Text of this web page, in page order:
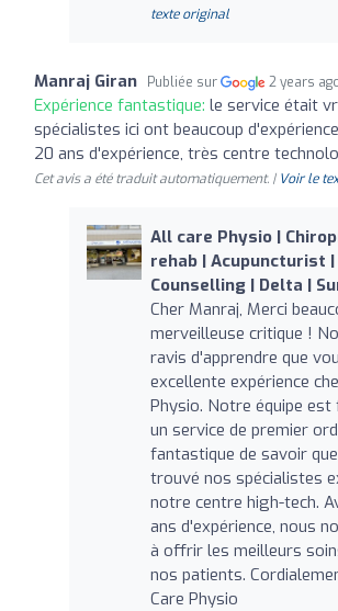
texte original
Manraj Giran Publiée sur 2 years
Expérience fantastique: le service était
spécialistes ici ont beaucoup
20 ans d'expérience, très centre
Cet avis a été traduit automatiquement. | Voir le
All care Physio |
rehab | Acupuncturist
Counselling | Delta |
Cher Manraj, Merci
merveilleuse critique !
ravis d'apprendre que
excellente expérience
Physio. Notre équipe
un service de premier
fantastique de savoir
trouvé nos spécialistes
notre centre high-tech.
ans d'expérience, nous
à offrir les meilleurs
nos patients.
Care Physio